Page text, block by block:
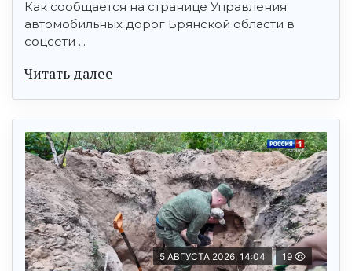
Как сообщается на странице Управления
автомобильных дорог Брянской области в
соцсети ...
Читать далее
5 АВГУСТА 2026, 14:04 19